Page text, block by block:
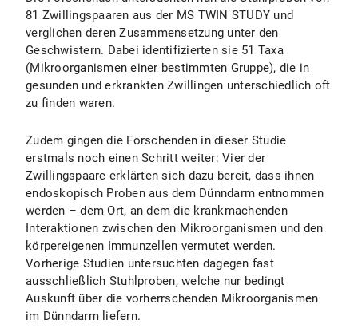
81 Zwillingspaaren aus der MS TWIN STUDY und
verglichen deren Zusammensetzung unter den
Geschwistern. Dabei identifizierten sie 51 Taxa
(Mikroorganismen einer bestimmten Gruppe), die in
gesunden und erkrankten Zwillingen unterschiedlich oft
zu finden waren.
Zudem gingen die Forschenden in dieser Studie
erstmals noch einen Schritt weiter: Vier der
Zwillingspaare erklärten sich dazu bereit, dass ihnen
endoskopisch Proben aus dem Dünndarm entnommen
werden – dem Ort, an dem die krankmachenden
Interaktionen zwischen den Mikroorganismen und den
körpereigenen Immunzellen vermutet werden.
Vorherige Studien untersuchten dagegen fast
ausschließlich Stuhlproben, welche nur bedingt
Auskunft über die vorherrschenden Mikroorganismen
im Dünndarm liefern.